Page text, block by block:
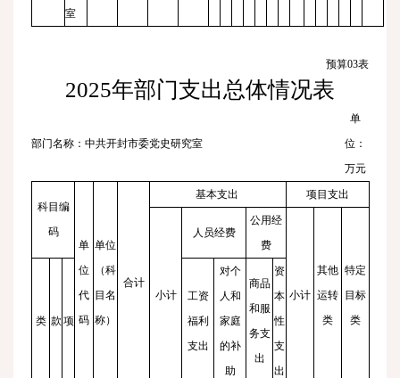
室
预算03表
2025年部门支出总体情况表
部门名称：中共开封市委党史研究室
单
位：
万元
科目编
码
单
位
代
码
单位
（科
目名
称）
合计
基本支出 项目支出
小计
人员经费
公用经
费
小计
其他
运转
类
特定
目标
类
类 款 项
工资
福利
支出
对个
人和
家庭
的补
助
商品
和服
务支
出
资
本
性
支
出